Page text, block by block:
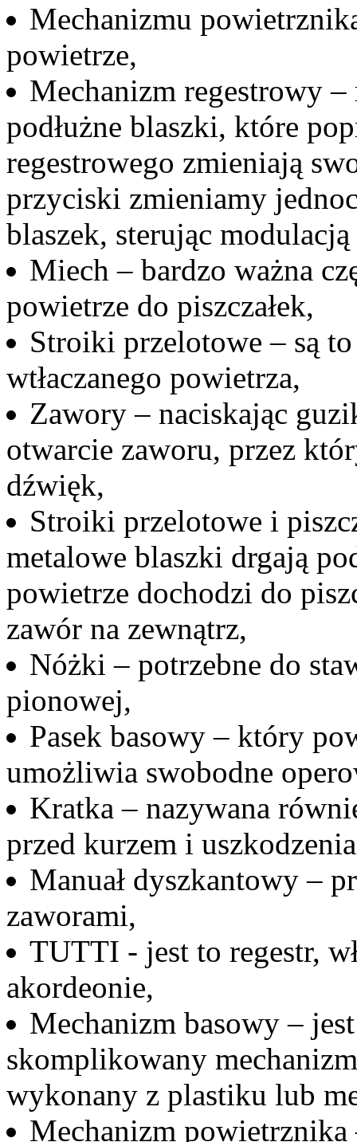
Mechanizmu
powietrze,
Mechanizm regestrowy
podłużne blaszki, które
regestrowego zmieniają
przyciski zmieniamy
blaszek, sterując
Miech – bardzo ważna
powietrze do piszczałek,
Stroiki przelotowe – są
wtłaczanego powietrza,
Zawory – naciskając
otwarcie zaworu, przez
dźwięk,
Stroiki przelotowe i
metalowe blaszki drgają
powietrze dochodzi do
zawór na zewnątrz,
Nóżki – potrzebne do
pionowej,
Pasek basowy – który
umożliwia swobodne
Kratka – nazywana
przed kurzem i
Manuał dyszkantowy –
zaworami,
TUTTI - jest to regestr,
akordeonie,
Mechanizm basowy –
skomplikowany
wykonany z plastiku lub
Mechanizm